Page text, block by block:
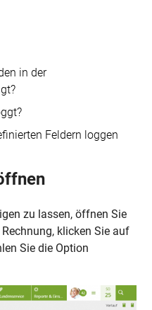
in der
Feldern loggen
zu lassen, öffnen Sie
klicken Sie auf
Sie die Option